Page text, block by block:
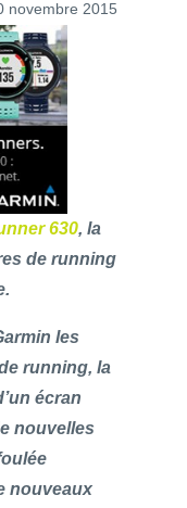
novembre 2015
630, la
de running
les
running, la
écran
nouvelles
nouveaux